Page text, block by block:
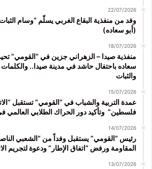
22/07/2026
وفد من منفذية البقاع الغربي يسلّم “وسام
(أبو سعاده)
18/07/2026
منفذية صيدا – الزهراني جزين في “القومي”
سعاده باحتفال حاشد في مدينة صيدا.. والكلمات
والثبات
15/07/2026
عمدة التربية والشباب في “القومي” تستقبل
فلسطين” وتأكيد دور الحراك الطلابي العالمي
14/07/2026
رئيس “القومي” يستقبل وفداً من “الشعبي
المقاومة ورفض “اتفاق الإطار” ودعوة لتجريم
13/07/2026